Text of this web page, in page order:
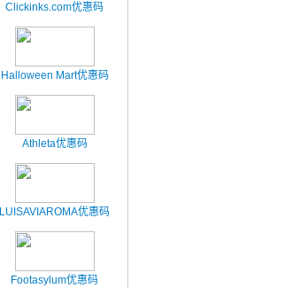
Clickinks.com优惠码
Halloween Mart优惠码
Athleta优惠码
LUISAVIAROMA优惠码
Footasylum优惠码